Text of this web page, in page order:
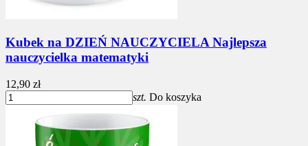
Kubek na DZIEŃ NAUCZYCIELA Najlepsza
nauczycielka matematyki
12,90 zł
szt. Do koszyka